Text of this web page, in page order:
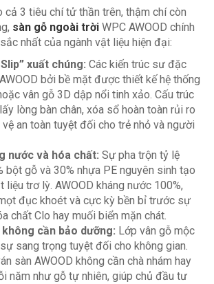
cả 3 tiêu chí tử thần trên, thậm chí còn
sàn gỗ ngoài trời WPC AWOOD chính
nhất của ngành vật liệu hiện đại:
xuất chúng: Các kiến trúc sư đặc
bởi bề mặt được thiết kế hệ thống
vân gỗ 3D dập nổi tinh xảo. Cấu trúc
lòng bàn chân, xóa sổ hoàn toàn rủi ro
an toàn tuyệt đối cho trẻ nhỏ và người
nước và hóa chất: Sự pha trộn tỷ lệ
bột gỗ và 30% nhựa PE nguyên sinh tạo
liệu trơ lỳ. AWOOD kháng nước 100%,
đục khoét và cực kỳ bền bỉ trước sự
chất Clo hay muối biển mặn chát.
cần bảo dưỡng: Lớp vân gỗ mộc
sang trọng tuyệt đối cho không gian.
sàn AWOOD không cần chà nhám hay
năm như gỗ tự nhiên, giúp chủ đầu tư